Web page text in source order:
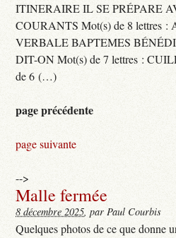
ITINERAIRE IL SE PRÉPARE
COURANTS Mot(s) de 8 lettres
VERBALE BAPTEMES
DIT-ON Mot(s) de 7 lettres :
de 6 (…)
page précédente
page suivante
-->
Malle fermée
8 décembre 2025, par Paul Courbis
Quelques photos de ce que donne